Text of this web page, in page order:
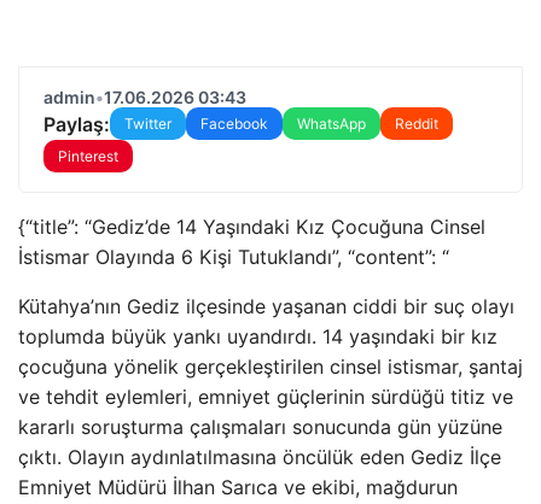
admin•17.06.2026 03:43
Paylaş: Twitter Facebook WhatsApp
Reddit
Pinterest
{“title”: “Gediz’de 14 Yaşındaki Kız Çocuğuna Cinsel
İstismar Olayında 6 Kişi Tutuklandı”, “content”: “
Kütahya’nın Gediz ilçesinde yaşanan ciddi bir suç olayı
toplumda büyük yankı uyandırdı. 14 yaşındaki bir kız
çocuğuna yönelik gerçekleştirilen cinsel istismar, şantaj
ve tehdit eylemleri, emniyet güçlerinin sürdüğü titiz ve
kararlı soruşturma çalışmaları sonucunda gün yüzüne
çıktı. Olayın aydınlatılmasına öncülük eden Gediz İlçe
Emniyet Müdürü İlhan Sarıca ve ekibi, mağdurun